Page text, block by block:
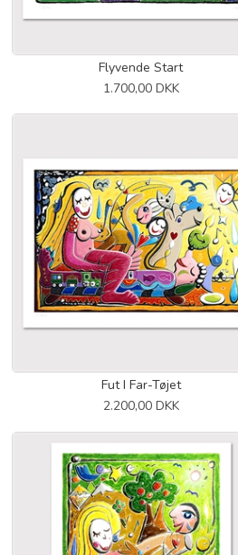
Flyvende Start
1.700,00 DKK
Fut I Far-Tøjet
2.200,00 DKK